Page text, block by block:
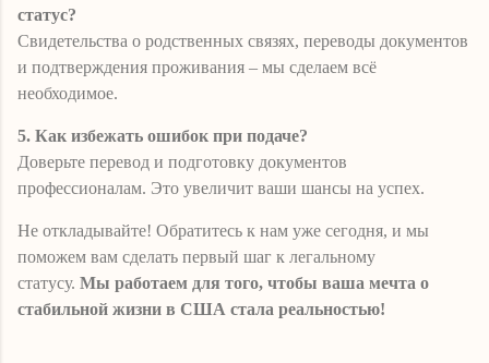
статус?
Свидетельства о родственных связях, переводы документов
и подтверждения проживания – мы сделаем всё
необходимое.
5. Как избежать ошибок при подаче?
Доверьте перевод и подготовку документов
профессионалам. Это увеличит ваши шансы на успех.
Не откладывайте! Обратитесь к нам уже сегодня, и мы
поможем вам сделать первый шаг к легальному
статусу. Мы работаем для того, чтобы ваша мечта о
стабильной жизни в США стала реальностью!